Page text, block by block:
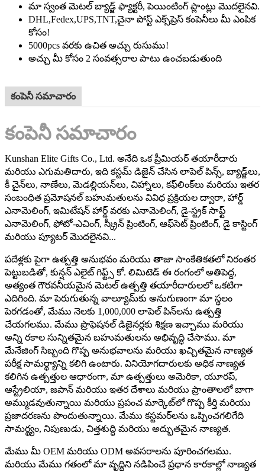
మా స్వంత మెటల్ బ్యాడ్జ్ ఫ్యాక్టరీ, పెయింటింగ్ ప్లాంట్లు మొదలైనవి.
DHL,Fedex,UPS,TNT,చైనా పోస్ట్ ఎక్స్‌ప్రెస్ కంపెనీలు మీ ఎంపిక
కోసం!
5000pcs వరకు ఉచిత అచ్చు రుసుము!
అచ్చు మీ కోసం 2 సంవత్సరాల పాటు ఉంచబడుతుంది
కంపెనీ సమాచారం
కంపెనీ సమాచారం
Kunshan Elite Gifts Co., Ltd. అనేది ఒక ప్రీమియర్ తయారీదారు
మరియు ఎగుమతిదారు, ఇది కస్టమ్ డిజైన్ చేసిన లాపెల్ పిన్స్, బ్యాడ్జ్‌లు,
కీ చైన్‌లు, నాణేలు, మెడల్లియన్‌లు, చిహ్నాలు, కఫ్‌లింక్‌లు మరియు ఇతర
సంబంధిత ప్రమోషనల్ బహుమతులను వివిధ ప్రక్రియల ద్వారా, హార్డ్
ఎనామెలింగ్, ఇమిటేషన్ హార్డ్ వరకు ఎనామెలింగ్, డై-స్ట్రక్ సాఫ్ట్
ఎనామెలింగ్, ఫోటో-ఎచింగ్, స్క్రీన్ ప్రింటింగ్, ఆఫ్‌సెట్ ప్రింటింగ్, డై కాస్టింగ్
మరియు ప్యూటర్ మొదలైనవి...
పదేళ్లకు పైగా ఉత్పత్తి అనుభవం మరియు తాజా సాంకేతికతలో నిరంతర
పెట్టుబడితో, కున్షన్ ఎలైట్ గిఫ్ట్స్ కో. లిమిటెడ్ ఈ రంగంలో అతిపెద్ద,
అత్యంత గౌరవనీయమైన మెటల్ ఉత్పత్తి తయారీదారులలో ఒకటిగా
ఎదిగింది. మా పెరుగుతున్న వాల్యూమ్‌కు అనుగుణంగా మా స్థలం
పెరగడంతో, మేము నెలకు 1,000,000 లాపెల్ పిన్‌లను ఉత్పత్తి
చేయగలము. మేము ప్రొఫెషనల్ డిజైనర్లకు శిక్షణ ఇచ్చాము మరియు
అన్ని రకాల సున్నితమైన బహుమతులను అభివృద్ధి చేసాము. మా
మేనేజింగ్ సిబ్బంది గొప్ప అనుభవాలను మరియు ఖచ్చితమైన నాణ్యత
పరీక్ష సామర్థ్యాన్ని కలిగి ఉంటారు. వినియోగదారులకు అధిక నాణ్యత
కలిగిన ఉత్పత్తుల ఆధారంగా, మా ఉత్పత్తులు అమెరికా, యూరప్,
ఆస్ట్రేలియా, జపాన్ మరియు ఇతర దేశాలు మరియు ప్రాంతాలలో బాగా
అమ్ముడవుతున్నాయి మరియు ప్రపంచ మార్కెట్‌లో గొప్ప కీర్తి మరియు
ప్రజాదరణను పొందుతున్నాయి. మేము కస్టమర్‌లను ఒప్పించగలిగేది
సామర్థ్యం, ​​నిపుణుడు, చిత్తశుద్ధి మరియు అద్భుతమైన నాణ్యత.
మేము మీ OEM మరియు ODM అవసరాలను పూరించగలము.
మరియు మేము గతంలో మా వృద్ధిని నడిపించే ప్రధాన కారకాల్లో నాణ్యత